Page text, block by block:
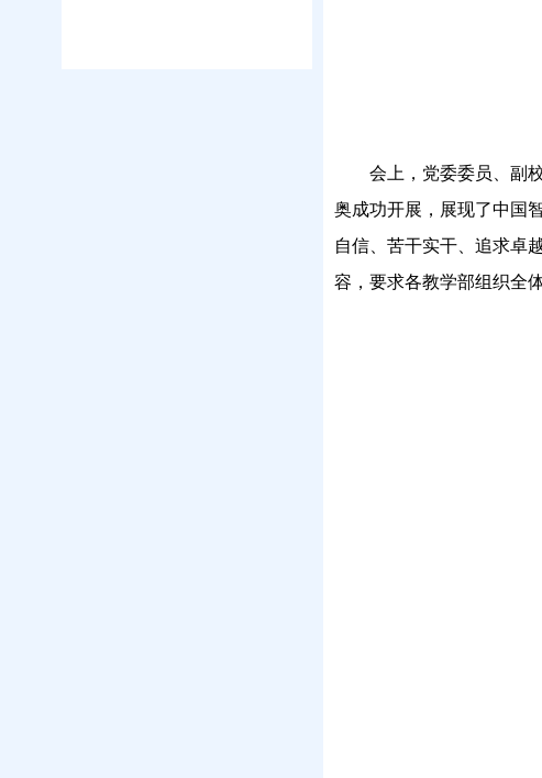
会上，党委委员、副
奥成功开展，展现了中国
自信、苦干实干、追求卓
容，要求各教学部组织全